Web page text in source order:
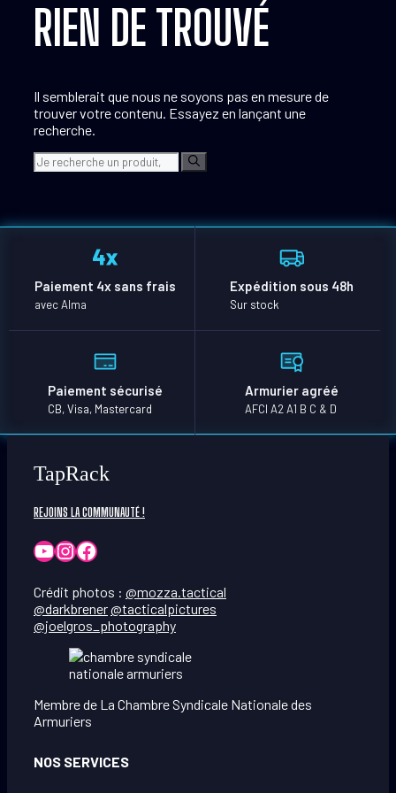
RIEN DE TROUVÉ
Il semblerait que nous ne soyons pas en mesure de
trouver votre contenu. Essayez en lançant une
recherche.
Rechercher :
Paiement 4x sans frais
avec Alma
Expédition sous 48h
Sur stock
Paiement sécurisé
CB, Visa, Mastercard
Armurier agréé
AFCI A2 A1 B C & D
TapRack
REJOINS LA COMMUNAUTÉ !
YouTube
Instagram
Facebook
Crédit photos : @mozza.tactical
@darkbrener@tacticalpictures
@joelgros_photography
Membre de La Chambre Syndicale Nationale des
Armuriers
NOS SERVICES